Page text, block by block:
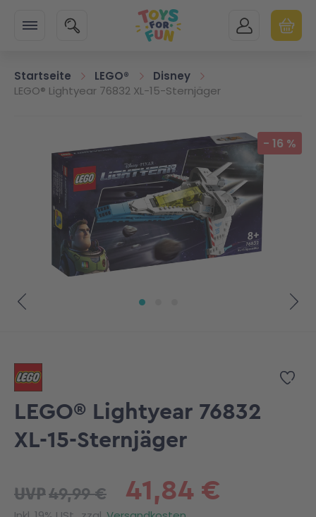
SUCHE MEIN KONTO
Startseite LEGO®
Disney
LEGO® Lightyear 76832 XL-15-Sternjäger
Zum Ende der Bildgalerie springen - 16 %
Zur
LEGO® Lightyear 76832
XL-15-Sternjäger
41,84 €
UVP49,99 €